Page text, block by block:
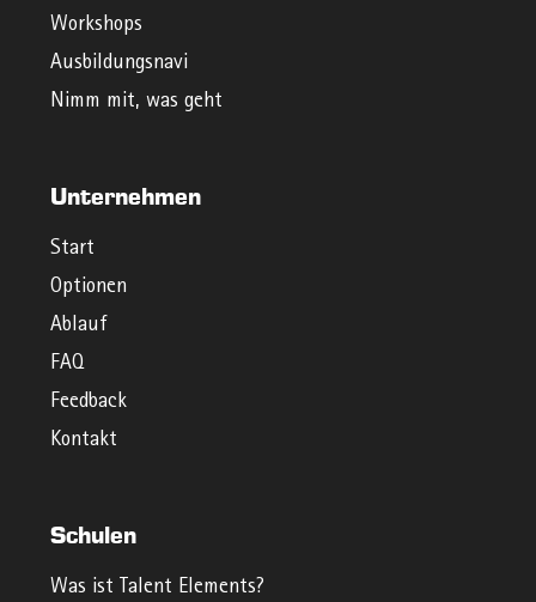
Workshops
Ausbildungsnavi
Nimm mit, was geht
Unternehmen
Start
Optionen
Ablauf
FAQ
Feedback
Kontakt
Schulen
Was ist Talent Elements?